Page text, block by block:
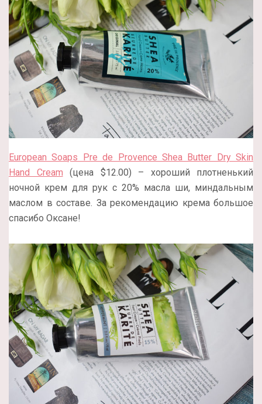
European Soaps Pre de Provence Shea Butter Dry Skin
Hand Cream (цена $12.00) – хороший плотненький
ночной крем для рук с 20% масла ши, миндальным
маслом в составе. За рекомендацию крема большое
спасибо Оксане!